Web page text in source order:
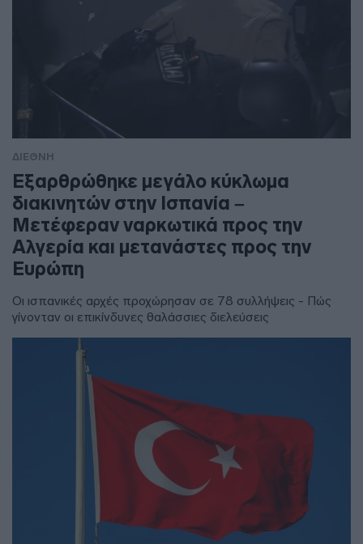
ΔΙΕΘΝΗ
Εξαρθρώθηκε μεγάλο κύκλωμα
διακινητών στην Ισπανία –
Μετέφεραν ναρκωτικά προς την
Αλγερία και μετανάστες προς την
Ευρώπη
Οι ισπανικές αρχές προχώρησαν σε 78 συλλήψεις - Πώς
γίνονταν οι επικίνδυνες θαλάσσιες διελεύσεις